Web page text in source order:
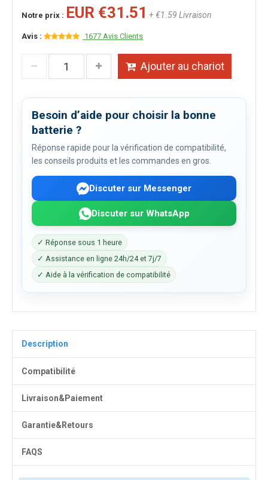
Notre prix : EUR €31.51 + €1.59 Livraison
Avis : 1677 Avis Clients
Ajouter au chariot
Besoin d’aide pour choisir la bonne
batterie ?
Réponse rapide pour la vérification de compatibilité,
les conseils produits et les commandes en gros.
Discuter sur Messenger
Discuter sur WhatsApp
✓ Réponse sous 1 heure
✓ Assistance en ligne 24h/24 et 7j/7
✓ Aide à la vérification de compatibilité
Description
Compatibilité
Livraison&Paiement
Garantie&Retours
FAQS